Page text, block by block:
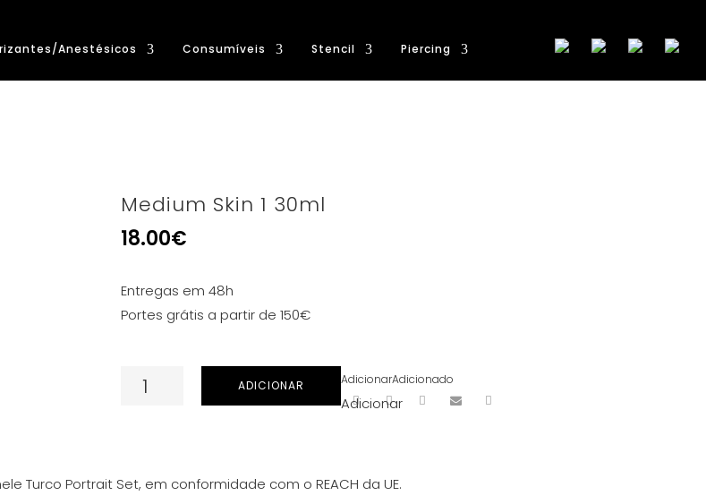
Anestésicos Consumíveis Stencil Piercing
Medium Skin 1 30ml
18.00€
Entregas em 48h
Portes grátis a partir de 150€
Quantidade
ADICIONAR AdicionarAdicionado
Adicionar
Turco Portrait Set, em conformidade com o REACH da UE.